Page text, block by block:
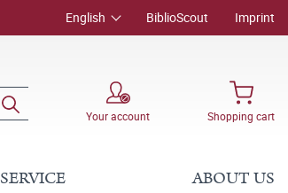
English BiblioScout Imprint
Your account Shopping cart
SERVICE ABOUT US